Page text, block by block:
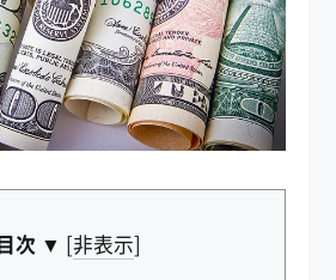
次 ▼ [非表示]